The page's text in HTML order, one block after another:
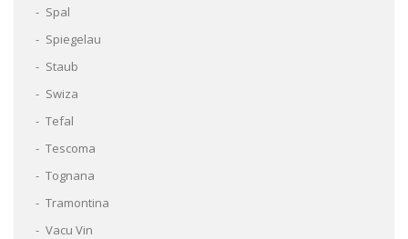
Spal
Spiegelau
Staub
Swiza
Tefal
Tescoma
Tognana
Tramontina
Vacu Vin